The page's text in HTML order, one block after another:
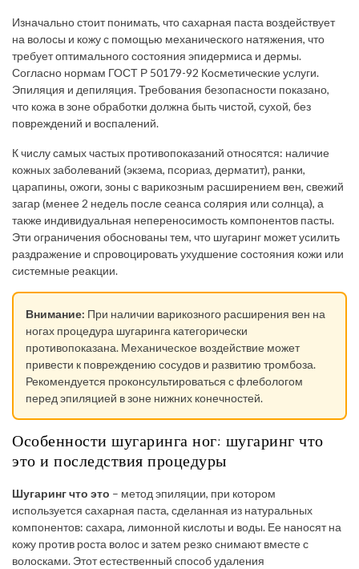
Изначально стоит понимать, что сахарная паста воздействует
на волосы и кожу с помощью механического натяжения, что
требует оптимального состояния эпидермиса и дермы.
Согласно нормам ГОСТ Р 50179-92 Косметические услуги.
Эпиляция и депиляция. Требования безопасности показано,
что кожа в зоне обработки должна быть чистой, сухой, без
повреждений и воспалений.
К числу самых частых противопоказаний относятся: наличие
кожных заболеваний (экзема, псориаз, дерматит), ранки,
царапины, ожоги, зоны с варикозным расширением вен, свежий
загар (менее 2 недель после сеанса солярия или солнца), а
также индивидуальная непереносимость компонентов пасты.
Эти ограничения обоснованы тем, что шугаринг может усилить
раздражение и спровоцировать ухудшение состояния кожи или
системные реакции.
Внимание: При наличии варикозного расширения вен на
ногах процедура шугаринга категорически
противопоказана. Механическое воздействие может
привести к повреждению сосудов и развитию тромбоза.
Рекомендуется проконсультироваться с флебологом
перед эпиляцией в зоне нижних конечностей.
Особенности шугаринга ног: шугаринг что
это и последствия процедуры
Шугаринг что это – метод эпиляции, при котором
используется сахарная паста, сделанная из натуральных
компонентов: сахара, лимонной кислоты и воды. Ее наносят на
кожу против роста волос и затем резко снимают вместе с
волосками. Этот естественный способ удаления